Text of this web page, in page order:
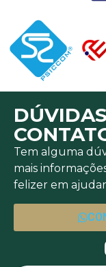
Tem alguma
mais
felizer em